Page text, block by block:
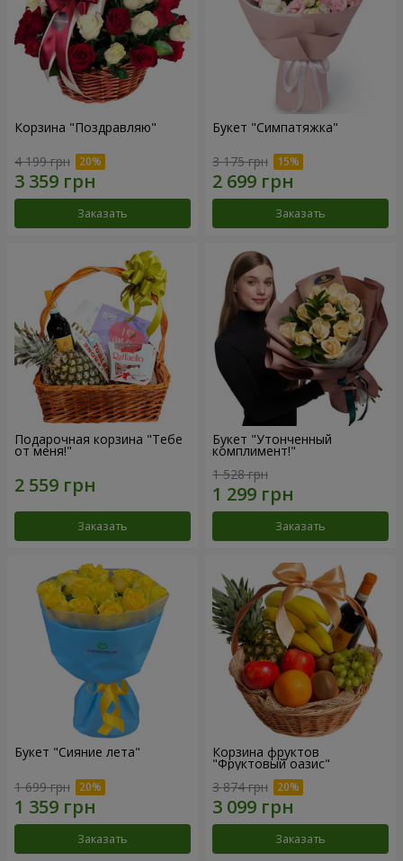
Корзина "Поздравляю"
4 199 грн
Заказать
Букет "Симпатяжка"
3 175 грн
Заказать
Подарочная корзина "Тебе
от меня!"
Заказать
Букет "Утонченный
комплимент!"
1 528 грн
Заказать
Букет "Сияние лета"
1 699 грн
Заказать
Корзина фруктов
"Фруктовый оазис"
3 874 грн
Заказать